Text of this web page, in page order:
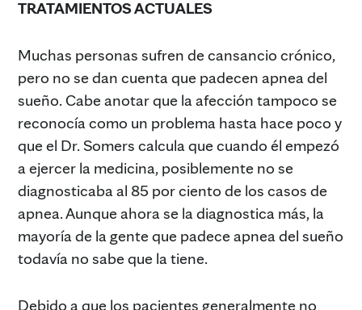
TRATAMIENTOS ACTUALES
Muchas personas sufren de cansancio crónico,
pero no se dan cuenta que padecen apnea del
sueño. Cabe anotar que la afección tampoco se
reconocía como un problema hasta hace poco y
que el Dr. Somers calcula que cuando él empezó
a ejercer la medicina, posiblemente no se
diagnosticaba al 85 por ciento de los casos de
apnea. Aunque ahora se la diagnostica más, la
mayoría de la gente que padece apnea del sueño
todavía no sabe que la tiene.
Debido a que los pacientes generalmente no